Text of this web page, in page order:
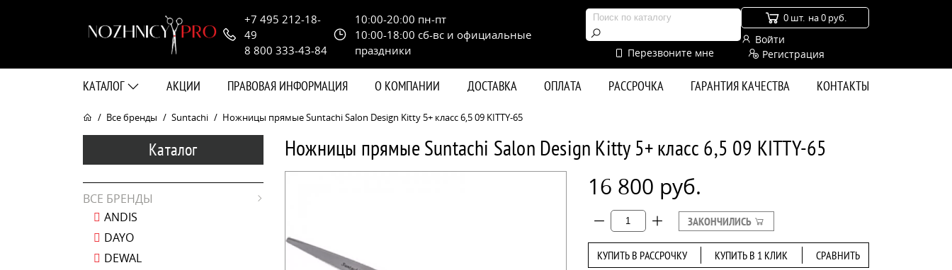
+7 495 212-18-
49
8 800 333-43-84
10:00-20:00 пн-пт
10:00-18:00 сб-вс и официальные
праздники
Перезвоните мне
0 шт. на 0 руб.
Войти
Регистрация
КАТАЛОГ АКЦИИ ПРАВОВАЯ ИНФОРМАЦИЯ О КОМПАНИИ ДОСТАВКА ОПЛАТА РАССРОЧКА ГАРАНТИЯ КАЧЕСТВА КОНТАКТЫ
Все бренды Suntachi Ножницы прямые Suntachi Salon Design Kitty 5+ класс 6,5 09 KITTY-65
Каталог
ВСЕ БРЕНДЫ
ANDIS
DAYO
DEWAL
Ножницы прямые Suntachi Salon Design Kitty 5+ класс 6,5 09 KITTY-65
16 800 руб.
ЗАКОНЧИЛИСЬ
КУПИТЬ В РАССРОЧКУ КУПИТЬ В 1 КЛИК СРАВНИТЬ